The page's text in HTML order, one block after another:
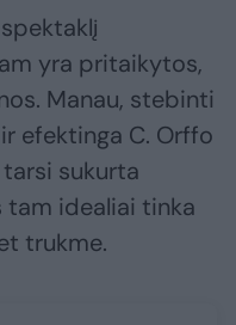
yra pritaikytos,
Manau, stebinti
efektinga C. Orffo
tarsi sukurta
tam idealiai tinka
trukme.